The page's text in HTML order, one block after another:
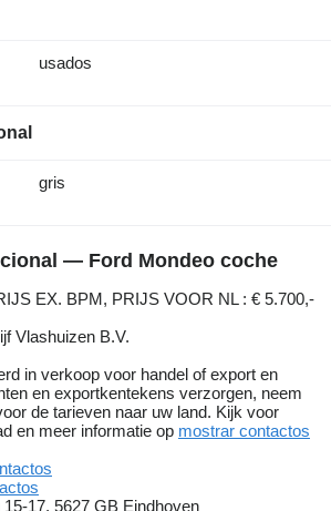
usados
gris
— Ford Mondeo coche
EX. BPM, PRIJS VOOR NL : € 5.700,-
Vlashuizen B.V.
in verkoop voor handel of export en
en exportkentekens verzorgen, neem
de tarieven naar uw land. Kijk voor
en meer informatie op mostrar contactos
17, 5627 GB Eindhoven